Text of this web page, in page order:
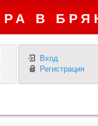
В
Вход
Регистрация